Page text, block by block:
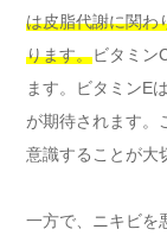
は皮脂代謝に関わ
ります。ビタミン
ます。ビタミンE
が期待されます。
意識することが大
一方で、ニキビを